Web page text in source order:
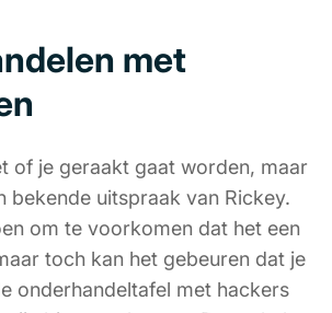
met
of je geraakt gaat worden, maar
bekende uitspraak van Rickey.
om te voorkomen dat het een
toch kan het gebeuren dat je
onderhandeltafel met hackers